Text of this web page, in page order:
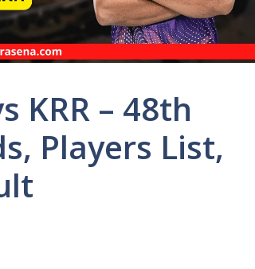
KRR – 48th
Players List,